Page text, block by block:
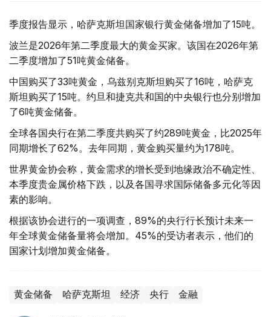
季度报告显示，哈萨克斯坦国家银行黄金储备增加了15吨。
波兰是2026年第二季度最大的黄金买家。该国在2026年第
二季度增加了51吨黄金储备。
中国购买了33吨黄金，乌兹别克斯坦购买了16吨，哈萨克
斯坦购买了15吨。约旦和捷克共和国的中央银行也分别增加
了6吨黄金储备。
全球各国央行在第二季度共购买了约289吨黄金，比2025年
同期增长了62%。去年同期，黄金购买量约为178吨。
世界黄金协会称，黄金需求的增长受到地缘政治不确定性、
本季度贵金属价格下跌，以及各国寻求国际储备多元化等因
素的影响。
根据该协会进行的一项调查，89%的央行行长预计未来一
年全球黄金储备量将会增加。45%的受访者表示，他们的
国家计划增加黄金储备。
黄金储备 哈萨克斯坦 经济 央行 金融